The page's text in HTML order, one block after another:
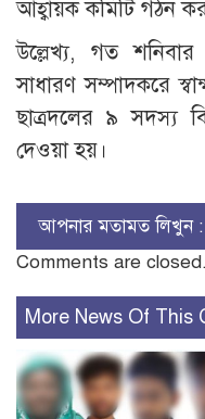
আহ্বায়ক কমিটি গঠন
উল্লেখ্য, গত শনিবার
সাধারণ সম্পাদকরে
ছাত্রদলের ৯ সদস্য
দেওয়া হয়।
আপনার মতামত লিখুন :
Comments are closed.
More News Of This